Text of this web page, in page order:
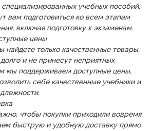
специализированных учебных пособий.
вам подготовиться ко всем этапам
включая подготовку к экзаменам.
цены
найдете только качественные товары,
и не принесут неприятных
мы поддерживаем доступные цены,
себе качественные учебники и
чтобы покупки приходили вовремя,
быструю и удобную доставку прямо